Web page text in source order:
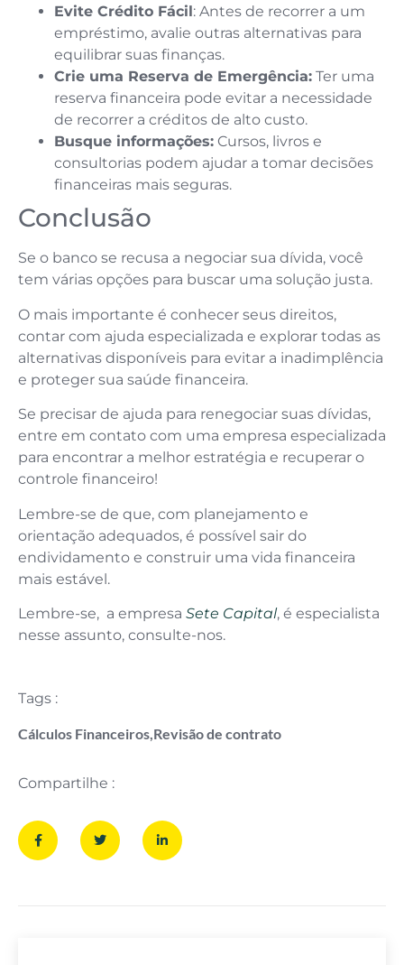
Evite Crédito Fácil : Antes de recorrer a um
empréstimo, avalie outras alternativas para
equilibrar suas finanças.
Crie uma Reserva de Emergência: Ter uma
reserva financeira pode evitar a necessidade
de recorrer a créditos de alto custo.
Busque informações: Cursos, livros e
consultorias podem ajudar a tomar decisões
financeiras mais seguras.
Conclusão
Se o banco se recusa a negociar sua dívida, você
tem várias opções para buscar uma solução justa.
O mais importante é conhecer seus direitos,
contar com ajuda especializada e explorar todas as
alternativas disponíveis para evitar a inadimplência
e proteger sua saúde financeira.
Se precisar de ajuda para renegociar suas dívidas,
entre em contato com uma empresa especializada
para encontrar a melhor estratégia e recuperar o
controle financeiro!
Lembre-se de que, com planejamento e
orientação adequados, é possível sair do
endividamento e construir uma vida financeira
mais estável.
Lembre-se, a empresa Sete Capital, é especialista
nesse assunto, consulte-nos.
Tags :
Cálculos Financeiros Revisão de contrato
Compartilhe :